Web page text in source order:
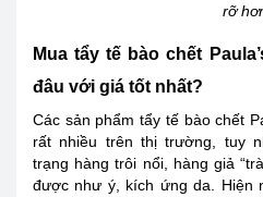
rỡ
Mua tẩy tế bào chết
đâu với giá tốt nhất?
Các sản phẩm tẩy tế bào chết
rất nhiều trên thị trường, tuy
trạng hàng trôi nổi, hàng giả
được như ý, kích ứng da. Hiện